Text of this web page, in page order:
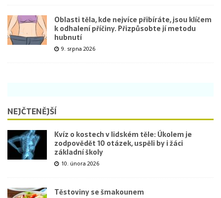
Oblasti těla, kde nejvíce přibíráte, jsou klíčem
k odhalení příčiny. Přizpůsobte jí metodu
hubnutí
9. srpna 2026
NEJČTENĚJŠÍ
Kvíz o kostech v lidském těle: Úkolem je
zodpovědět 10 otázek, uspěli by i žáci
základní školy
10. února 2026
Těstoviny se šmakounem